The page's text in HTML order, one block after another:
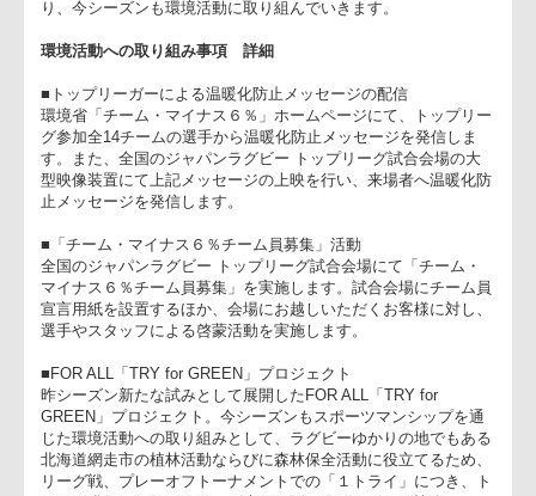
本ラグビーフットボール協会、そしてファンの皆様と一体とな
環境活動への取り組み事項 詳細
■トップリーガーによる温暖化防止メッセージの配信
環境省「チーム・マイナス６％」ホームページにて、トップリ
す。また、全国のジャパンラグビー トップリーグ試合会場の大
型映像装置にて上記メッセージの上映を行い、来場者へ温暖化
止メッセージを発信します。
■「チーム・マイナス６％チーム員募集」活動
全国のジャパンラグビー トップリーグ試合会場にて「チーム・
マイナス６％チーム員募集」を実施します。試合会場にチーム
宣言用紙を設置するほか、会場にお越しいただくお客様に対し
選手やスタッフによる啓蒙活動を実施します。
■FOR ALL「TRY for GREEN」プロジェクト